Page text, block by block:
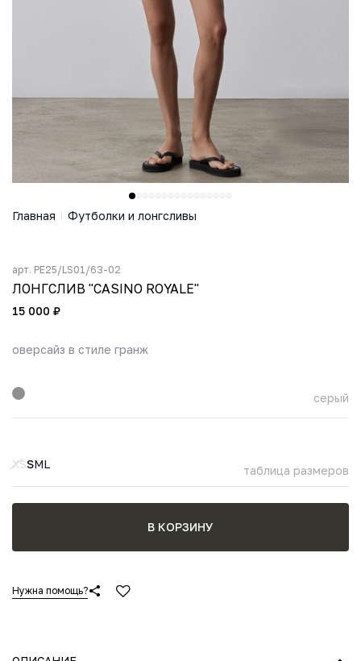
Главная Футболки и лонгсливы
арт. PE25/LS01/63-02
ЛОНГСЛИВ "CASINO ROYALE"
15 000 ₽
В КОРЗИНУ
серый
XSSML таблица размеров
оверсайз в стиле гранж
Нужна помощь?